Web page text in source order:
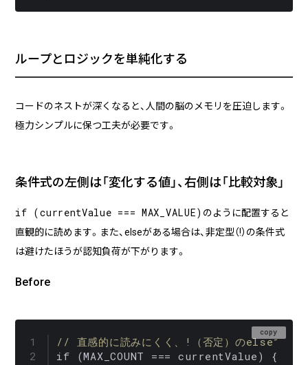
ループとロジックを単純化する
コードのネストが深くなると、人間の脳のメモリを圧迫します。
極力シンプルに保つ工夫が必要です。
条件式の左側は「変化する値」、右側は「比較対象」
if (currentValue === MAX_VALUE) のように配置すると
直観的に読めます。また、elseがある場合は、非定型（!）の条件式
は避けたほうが認知負荷が下がります。
Before
copy
// 直感的に読みにくく、!（否定）のelseで脳の
if (MAX_COUNT === currentValue) {